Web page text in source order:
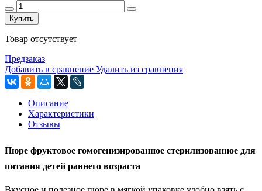
Купить
Товар отсутствует
Предзаказ
Добавить в сравнение Удалить из сравнения
Описание
Характеристики
Отзывы
Пюре фруктовое гомогенизированное стерилизованное для
питания детей раннего возраста